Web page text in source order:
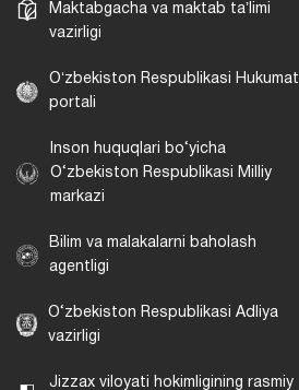
Maktabgacha va maktab taʼlimi
vazirligi
Oʻzbekiston Respublikasi Hukumat
portali
Inson huquqlari bo‘yicha
O‘zbekiston Respublikasi Milliy
markazi
Bilim va malakalarni baholash
agentligi
O‘zbekiston Respublikasi Adliya
vazirligi
Jizzax viloyati hokimligining rasmiy